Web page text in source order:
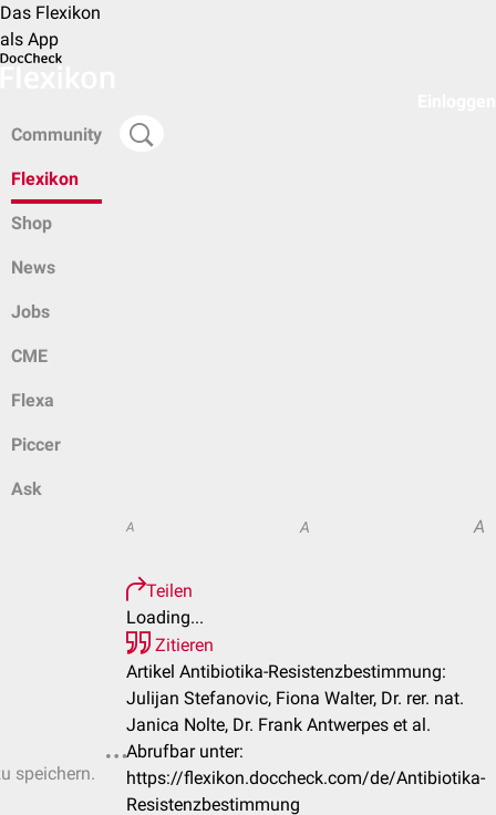
Das Flexikon
als App
Community
Flexikon
Shop
News
Jobs
CME
Flexa
Piccer
Ask
speichern.
A A A
Teilen
Loading...
Zitieren
Artikel Antibiotika-Resistenzbestimmung:
Julijan Stefanovic, Fiona Walter, Dr. rer. nat.
Janica Nolte, Dr. Frank Antwerpes et al.
Abrufbar unter:
https://flexikon.doccheck.com/de/Antibiotika-
Resistenzbestimmung